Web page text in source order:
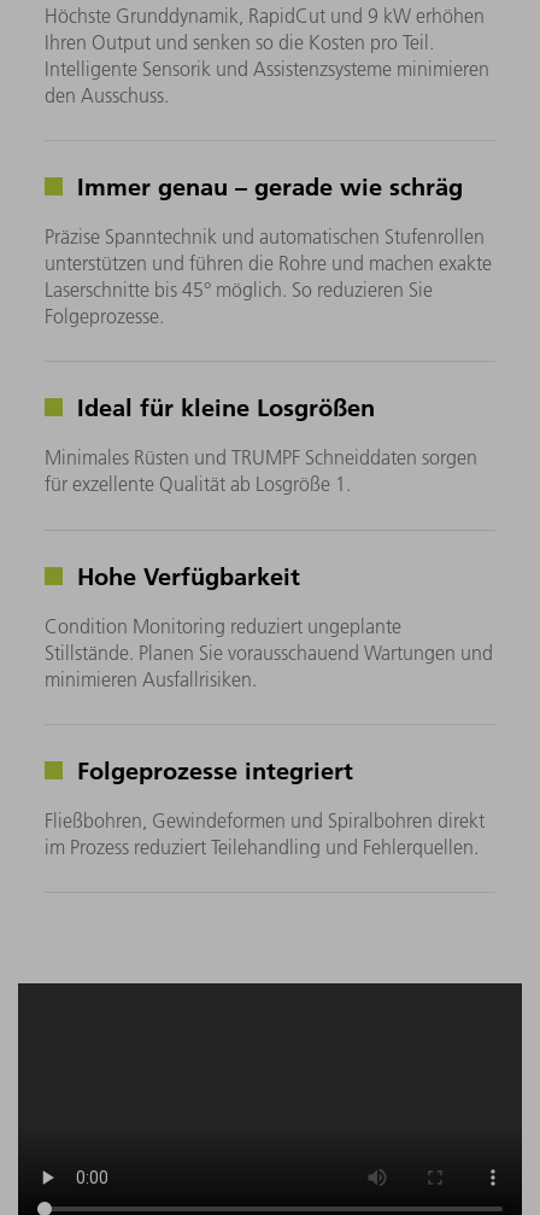
Höchste Grunddynamik, RapidCut und 9 kW erhöhen
Ihren Output und senken so die Kosten pro Teil.
Intelligente Sensorik und Assistenzsysteme minimieren
den Ausschuss.
Immer genau – gerade wie schräg
Präzise Spanntechnik und automatischen Stufenrollen
unterstützen und führen die Rohre und machen exakte
Laserschnitte bis 45° möglich. So reduzieren Sie
Folgeprozesse.
Ideal für kleine Losgrößen
Minimales Rüsten und TRUMPF Schneiddaten sorgen
für exzellente Qualität ab Losgröße 1.
Hohe Verfügbarkeit
Condition Monitoring reduziert ungeplante
Stillstände. Planen Sie vorausschauend Wartungen und
minimieren Ausfallrisiken.
Folgeprozesse integriert
Fließbohren, Gewindeformen und Spiralbohren direkt
im Prozess reduziert Teilehandling und Fehlerquellen.